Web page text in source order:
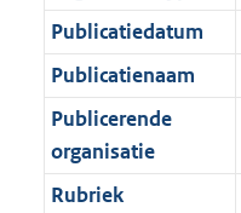
r
m
a
a
t
Publicatiedatum
Publicatienaam
Publicerende
organisatie
Rubriek